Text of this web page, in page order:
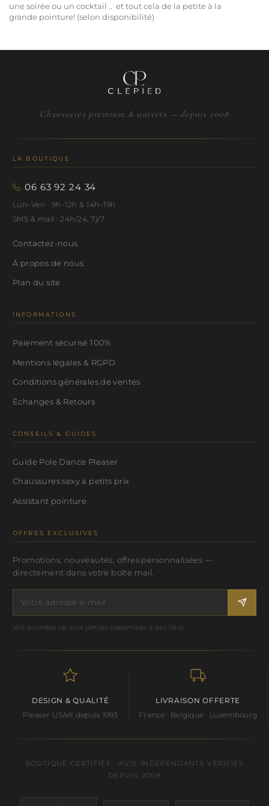
unesoiréeou un cocktail .. et tout cela de la petite à la
grande pointure! (selon disponibilité)
Chaussures premium & univers — depuis 2008
LA BOUTIQUE
06 63 92 24 34
Lun–Ven · 9h–12h & 14h–19h
SMS & mail : 24h/24, 7j/7
Contactez-nous
À propos de nous
Plan du site
INFORMATIONS
Paiement sécurisé 100%
Mentions légales & RGPD
Conditions générales de ventes
Échanges & Retours
CONSEILS & GUIDES
Guide Pole Dance Pleaser
Chaussures sexy à petits prix
Assistant pointure
OFFRES EXCLUSIVES
Promotions, nouveautés, offres personnalisées —
directement dans votre boîte mail.
Vos données ne sont jamais transmises à des tiers.
DESIGN & QUALITÉ
Pleaser USA® depuis 1993
LIVRAISON OFFERTE
France · Belgique · Luxembourg
BOUTIQUE CERTIFIÉE · AVIS INDÉPENDANTS VÉRIFIÉS
DEPUIS 2008